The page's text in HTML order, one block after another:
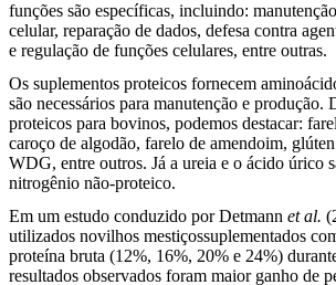
funções são específicas, incluindo:
celular, reparação de dados, defesa contra
e regulação de funções celulares, entre outras.
Os suplementos proteicos fornecem
são necessários para manutenção e produção.
proteicos para bovinos, podemos destacar:
caroço de algodão, farelo de amendoim,
WDG, entre outros. Já a ureia e o ácido úrico
nitrogênio não-proteico.
Em um estudo conduzido por Detmann et al.
utilizados novilhos mestiçossuplementados
proteína bruta (12%, 16%, 20% e 24%)
resultados observados foram maior ganho de